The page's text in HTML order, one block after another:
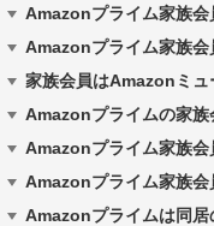
Amazonプライム家族会
Amazonプライム家族会
家族会員はAmazonミュ
Amazonプライムの家族
Amazonプライム家族会
Amazonプライム家族会
Amazonプライムは同居